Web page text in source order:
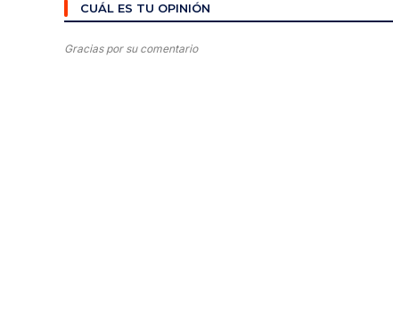
CUÁL ES TU OPINIÓN
Gracias por su comentario